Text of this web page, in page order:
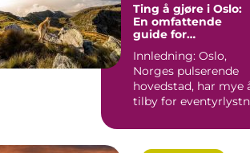
Ting å gjøre i Oslo:
En omfattende
guide for
mennesker
Innledning: Oslo,
Norges pulserende
hovedstad, har mye
tilby for
Ent...